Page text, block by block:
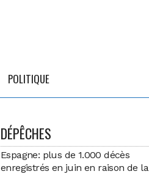
POLITIQUE
DÉPÊCHES
Espagne: plus de 1.000 décès
enregistrés en juin en raison de la